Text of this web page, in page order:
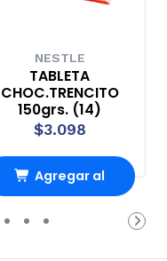
NESTLE
TABLETA
CHOC.TRENCITO
150grs. (14)
$3.098
Agregar al
Carro